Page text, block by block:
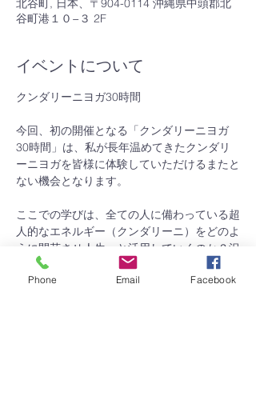
北谷町, 日本、〒904-0114 沖縄県中頭郡北
谷町港１０−３ 2F
イベントについて
クンダリーニヨガ30時間
今回、初の開催となる「クンダリーニヨガ
30時間」は、私が長年温めてきたクンダリ
ーニヨガを皆様に体験していただけるまたと
ない機会となります。
ここでの学びは、全ての人に備わっている超
人的なエネルギー（クンダリーニ）をどのよ
うに開花させ人生へと活用していくのか？沢
山のヒントが講座の中に含まれています。
Phone Email Facebook